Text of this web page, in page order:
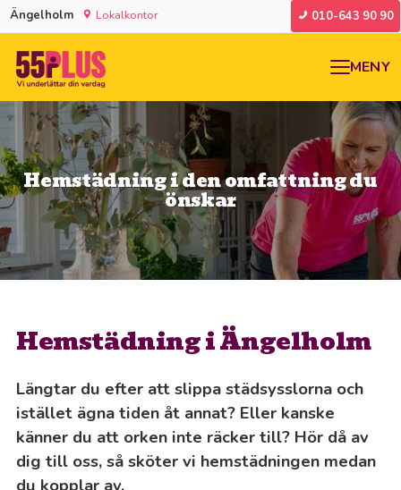
Ängelholm Lokalkontor 010-643 90 90
MENY
Hemstädning i den omfattning du
önskar
Hemstädning i Ängelholm
Längtar du efter att slippa städsysslorna och
istället ägna tiden åt annat? Eller kanske
känner du att orken inte räcker till? Hör då av
dig till oss, så sköter vi hemstädningen medan
du kopplar av.